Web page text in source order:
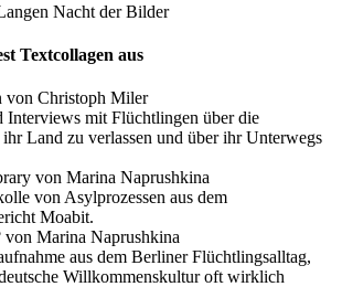
Nacht der Bilder
Textcollagen aus
von Christoph Miler
Interviews mit Flüchtlingen über die
Land zu verlassen und über ihr Unterwegs
von Marina Naprushkina
von Asylprozessen aus dem
Moabit.
von Marina Naprushkina
aus dem Berliner Flüchtlingsalltag,
Willkommenskultur oft wirklich